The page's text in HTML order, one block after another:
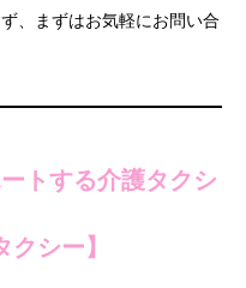
、まずはお気軽にお問い合
トする介護タクシ
クシー】